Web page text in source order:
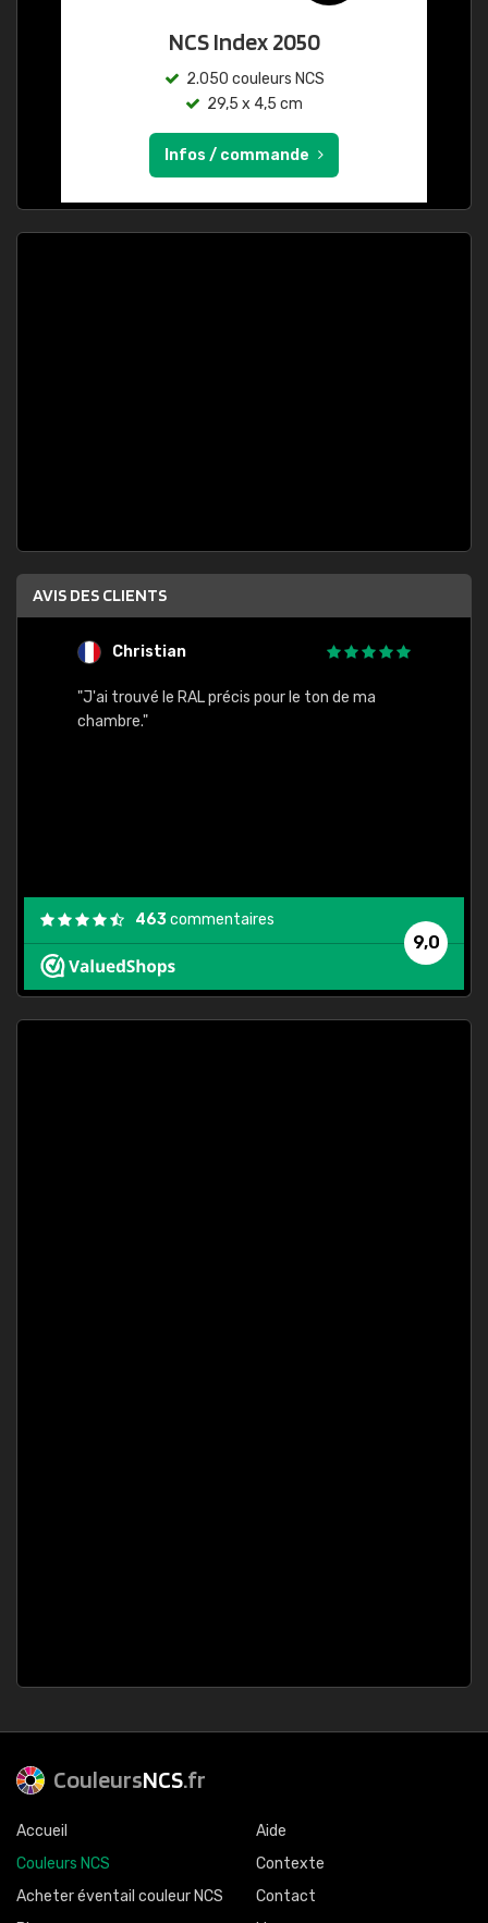
NCS Index 2050
2.050 couleurs NCS
29,5 x 4,5 cm
Infos / commande
AVIS DES CLIENTS
Christian
"J'ai trouvé le RAL précis pour le ton de ma
chambre."
9,0
463commentaires
CouleursNCS.fr
Accueil
Couleurs NCS
Acheter éventail couleur NCS
Aide
Contexte
Contact